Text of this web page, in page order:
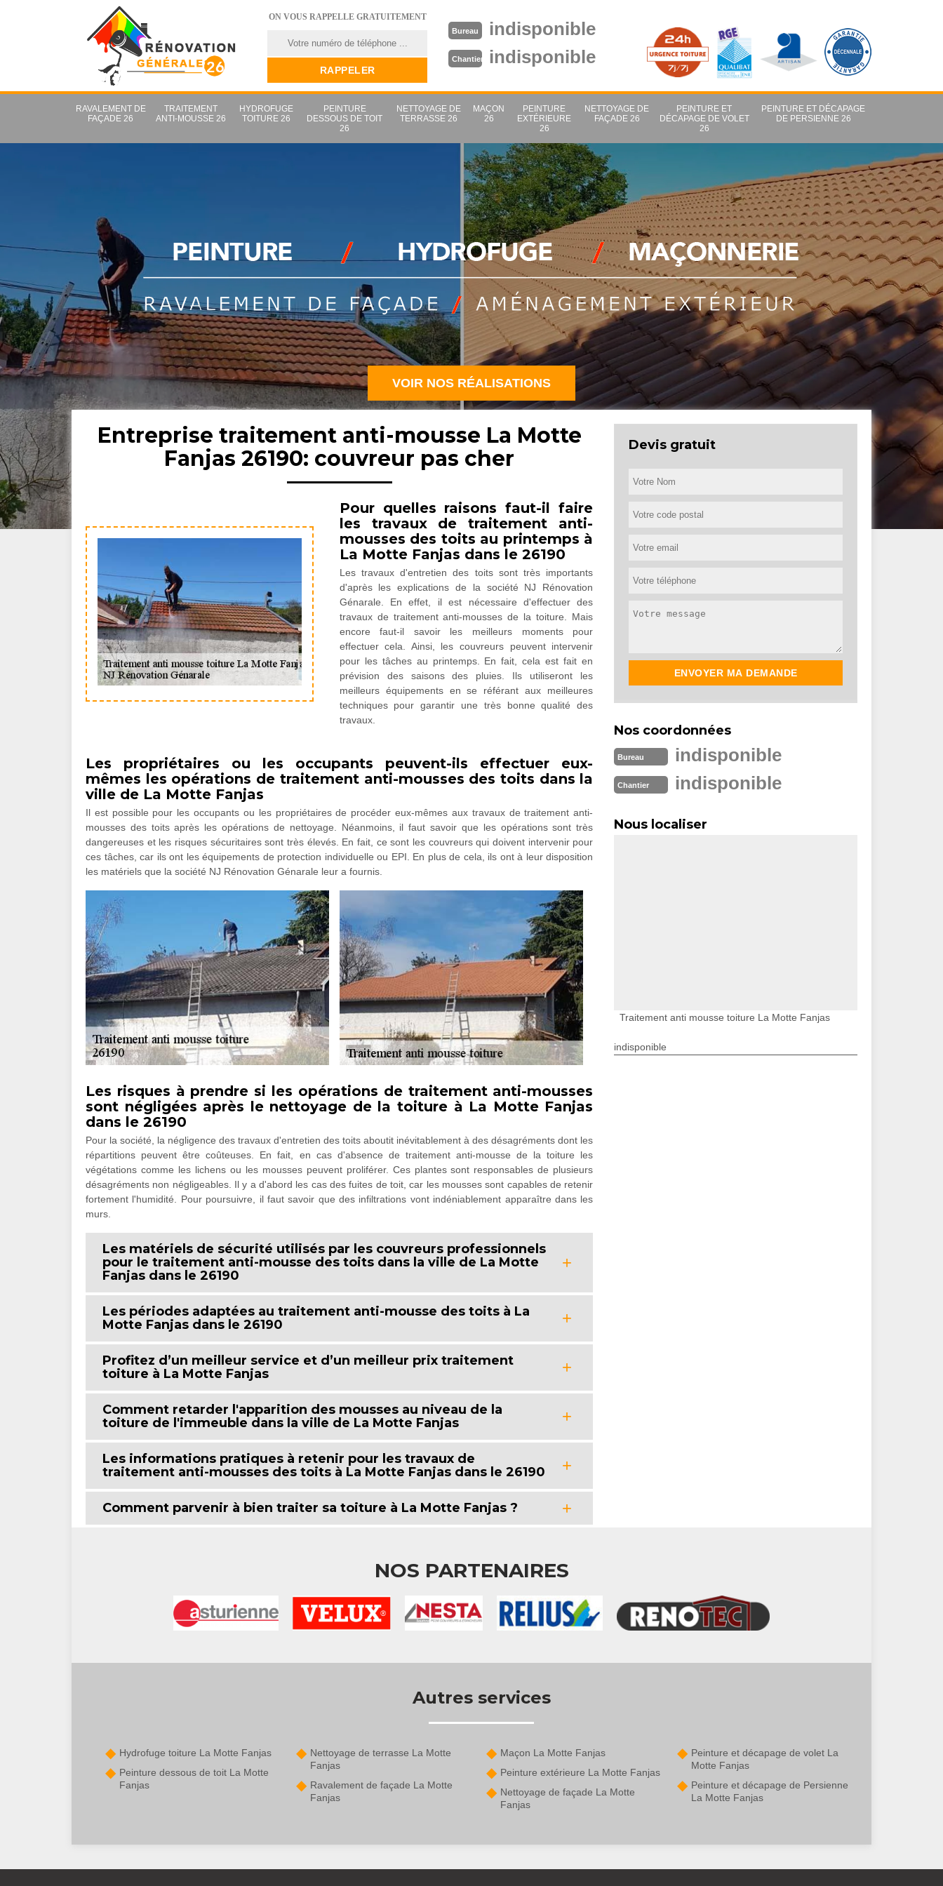
ON VOUS RAPPELLE GRATUITEMENT
Bureau indisponible
Chantier indisponible
RAVALEMENT DE
FAÇADE 26
TRAITEMENT
ANTI-MOUSSE 26
HYDROFUGE
TOITURE 26
PEINTURE
DESSOUS DE TOIT
26
NETTOYAGE DE
TERRASSE 26
MAÇON
26
PEINTURE
EXTÉRIEURE
26
NETTOYAGE DE
FAÇADE 26
PEINTURE ET
DÉCAPAGE DE VOLET
26
PEINTURE ET DÉCAPAGE
DE PERSIENNE 26
VOIR NOS RÉALISATIONS
Entreprise traitement anti-mousse La Motte
Fanjas 26190: couvreur pas cher
Pour quelles raisons faut-il faire
les travaux de traitement anti-
mousses des toits au printemps à
La Motte Fanjas dans le 26190
Les travaux d'entretien des toits sont très importants
d'après les explications de la société NJ Rénovation
Génarale. En effet, il est nécessaire d'effectuer des
travaux de traitement anti-mousses de la toiture. Mais
encore faut-il savoir les meilleurs moments pour
effectuer cela. Ainsi, les couvreurs peuvent intervenir
pour les tâches au printemps. En fait, cela est fait en
prévision des saisons des pluies. Ils utiliseront les
meilleurs équipements en se référant aux meilleures
techniques pour garantir une très bonne qualité des
travaux.
Les propriétaires ou les occupants peuvent-ils effectuer eux-
mêmes les opérations de traitement anti-mousses des toits dans la
ville de La Motte Fanjas
Il est possible pour les occupants ou les propriétaires de procéder eux-mêmes aux travaux de traitement anti-
mousses des toits après les opérations de nettoyage. Néanmoins, il faut savoir que les opérations sont très
dangereuses et les risques sécuritaires sont très élevés. En fait, ce sont les couvreurs qui doivent intervenir pour
ces tâches, car ils ont les équipements de protection individuelle ou EPI. En plus de cela, ils ont à leur disposition
les matériels que la société NJ Rénovation Génarale leur a fournis.
Les risques à prendre si les opérations de traitement anti-mousses
sont négligées après le nettoyage de la toiture à La Motte Fanjas
dans le 26190
Pour la société, la négligence des travaux d'entretien des toits aboutit inévitablement à des désagréments dont les
répartitions peuvent être coûteuses. En fait, en cas d'absence de traitement anti-mousse de la toiture les
végétations comme les lichens ou les mousses peuvent proliférer. Ces plantes sont responsables de plusieurs
désagréments non négligeables. Il y a d'abord les cas des fuites de toit, car les mousses sont capables de retenir
fortement l'humidité. Pour poursuivre, il faut savoir que des infiltrations vont indéniablement apparaître dans les
murs.
Les matériels de sécurité utilisés par les couvreurs professionnels
pour le traitement anti-mousse des toits dans la ville de La Motte
Fanjas dans le 26190
Les périodes adaptées au traitement anti-mousse des toits à La
Motte Fanjas dans le 26190
Profitez d’un meilleur service et d’un meilleur prix traitement
toiture à La Motte Fanjas
Comment retarder l'apparition des mousses au niveau de la
toiture de l'immeuble dans la ville de La Motte Fanjas
Les informations pratiques à retenir pour les travaux de
traitement anti-mousses des toits à La Motte Fanjas dans le 26190
Comment parvenir à bien traiter sa toiture à La Motte Fanjas ?
Devis gratuit
Nos coordonnées
Bureau indisponible
Chantier indisponible
Nous localiser
Traitement anti mousse toiture La Motte Fanjas
indisponible
NOS PARTENAIRES
Autres services
Hydrofuge toiture La Motte Fanjas
Peinture dessous de toit La Motte
Fanjas
Nettoyage de terrasse La Motte
Fanjas
Ravalement de façade La Motte
Fanjas
Maçon La Motte Fanjas
Peinture extérieure La Motte Fanjas
Nettoyage de façade La Motte
Fanjas
Peinture et décapage de volet La
Motte Fanjas
Peinture et décapage de Persienne
La Motte Fanjas